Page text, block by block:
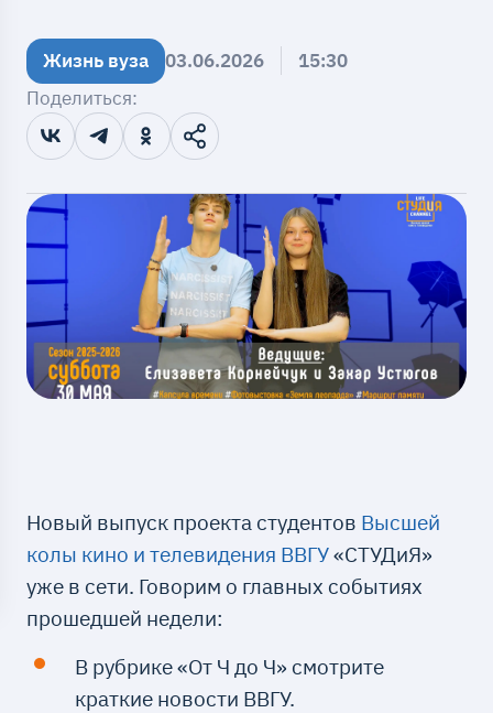
Жизнь вуза 03.06.2026
15:30
Поделиться:
Новый выпуск проекта студентов Высшей
колы кино и телевидения ВВГУ«СТУДиЯ»
уже в сети. Говорим о главных событиях
прошедшей недели:
В рубрике «От Ч до Ч» смотрите
краткие новости ВВГУ.